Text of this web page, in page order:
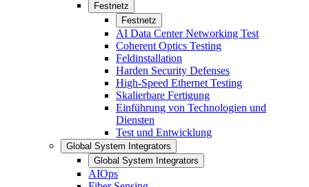
Festnetz
Festnetz
AI Data Center Networking Test
Coherent Optics Testing
Feldinstallation
Harden Security Defenses
High-Speed Ethernet Testing
Skalierbare Fertigung
Einführung von Technologien und
Diensten
Test und Entwicklung
Global System Integrators
Global System Integrators
AIOps